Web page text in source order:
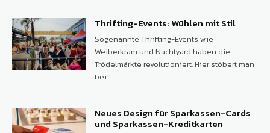
Thrifting-Events: Wühlen mit Stil
Sogenannte Thrifting-Events wie
Weiberkram und Nachtyard haben die
Trödelmärkte revolutioniert. Hier stöbert man
bei...
Neues Design für Sparkassen-Cards
und Sparkassen-Kreditkarten